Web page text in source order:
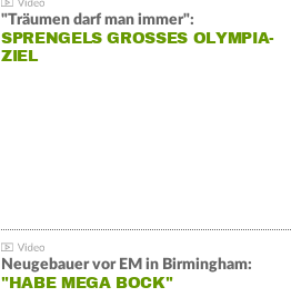
"Träumen darf man immer":
SPRENGELS GROSSES OLYMPIA-Z
IEL
Neugebauer vor EM in Birmingham:
"HABE MEGA BOCK"